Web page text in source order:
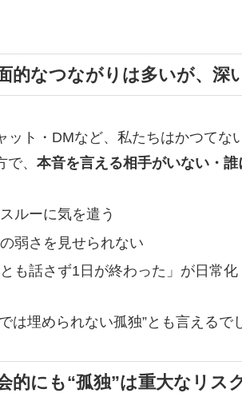
的なつながりは多いが、深
ット・DMなど、私たちはかつてな
で、 本音を言える相手がいない・
ルーに気を遣う
弱さを見せられない
とも話さず1日が終わった」が日常化
は埋められない孤独”とも言えるで
的にも“孤独”は重大なリス